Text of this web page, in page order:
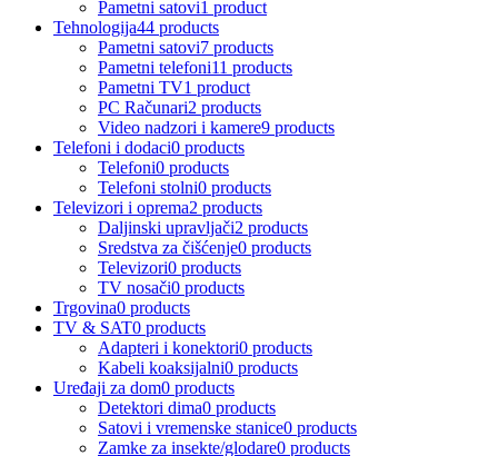
Pametni satovi1 product
Tehnologija44 products
Pametni satovi7 products
Pametni telefoni11 products
Pametni TV1 product
PC Računari2 products
Video nadzori i kamere9 products
Telefoni i dodaci0 products
Telefoni0 products
Telefoni stolni0 products
Televizori i oprema2 products
Daljinski upravljači2 products
Sredstva za čišćenje0 products
Televizori0 products
TV nosači0 products
Trgovina0 products
TV & SAT0 products
Adapteri i konektori0 products
Kabeli koaksijalni0 products
Uređaji za dom0 products
Detektori dima0 products
Satovi i vremenske stanice0 products
Zamke za insekte/glodare0 products